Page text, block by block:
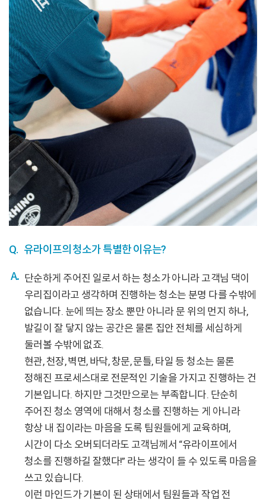
Q. 유라이프의 청소가 특별한 이유는?
단순하게 주어진 일로서 하는 청소가 아니라 고객님 댁이
우리집이라고 생각하며 진행하는 청소는 분명 다를 수밖에
없습니다. 눈에 띄는 장소 뿐만 아니라 문 위의 먼지 하나,
발길이 잘 닿지 않는 공간은 물론 집안 전체를 세심하게
둘러볼 수밖에 없죠.
현관, 천장, 벽면, 바닥, 창문, 문틀, 타일 등 청소는 물론
정해진 프로세스대로 전문적인 기술을 가지고 진행하는 건
기본입니다. 하지만 그것만으로는 부족합니다. 단순히
주어진 청소 영역에 대해서 청소를 진행하는 게 아니라
항상 내 집이라는 마음을 도록 팀원들에게 교육하며,
시간이 다소 오버되더라도 고객님께서 “유라이프에서
청소를 진행하길 잘했다!” 라는 생각이 들 수 있도록 마음을
쓰고 있습니다.
이런 마인드가 기본이 된 상태에서 팀원들과 작업 전